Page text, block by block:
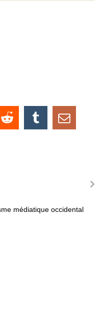
médiatique occidental